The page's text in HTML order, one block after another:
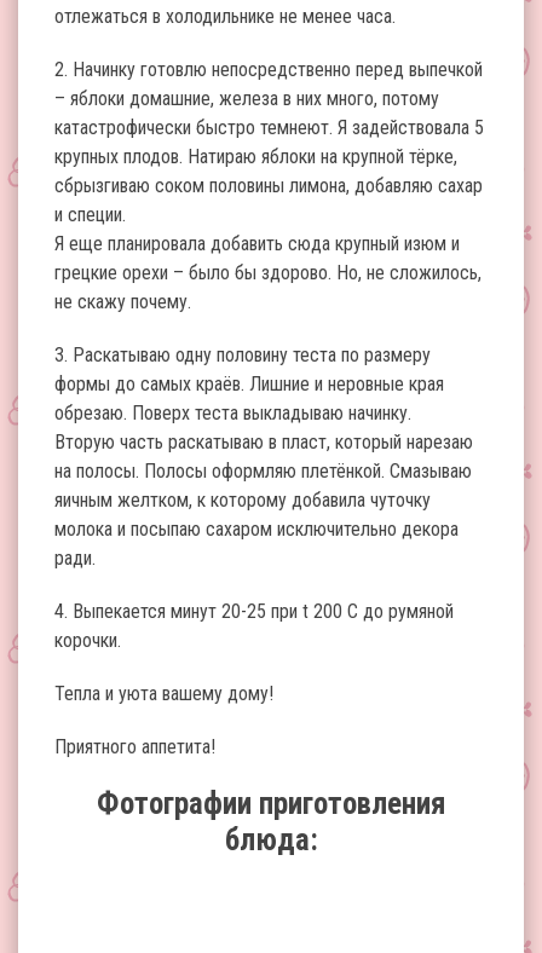
отлежаться в холодильнике не менее часа.
2. Начинку готовлю непосредственно перед выпечкой
– яблоки домашние, железа в них много, потому
катастрофически быстро темнеют. Я задействовала 5
крупных плодов. Натираю яблоки на крупной тёрке,
сбрызгиваю соком половины лимона, добавляю сахар
и специи.
Я еще планировала добавить сюда крупный изюм и
грецкие орехи – было бы здорово. Но, не сложилось,
не скажу почему.
3. Раскатываю одну половину теста по размеру
формы до самых краёв. Лишние и неровные края
обрезаю. Поверх теста выкладываю начинку.
Вторую часть раскатываю в пласт, который нарезаю
на полосы. Полосы оформляю плетёнкой. Смазываю
яичным желтком, к которому добавила чуточку
молока и посыпаю сахаром исключительно декора
ради.
4. Выпекается минут 20-25 при t 200 С до румяной
корочки.
Тепла и уюта вашему дому!
Приятного аппетита!
Фотографии приготовления
блюда: